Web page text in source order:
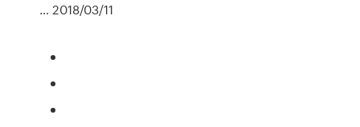
… 2018/03/11